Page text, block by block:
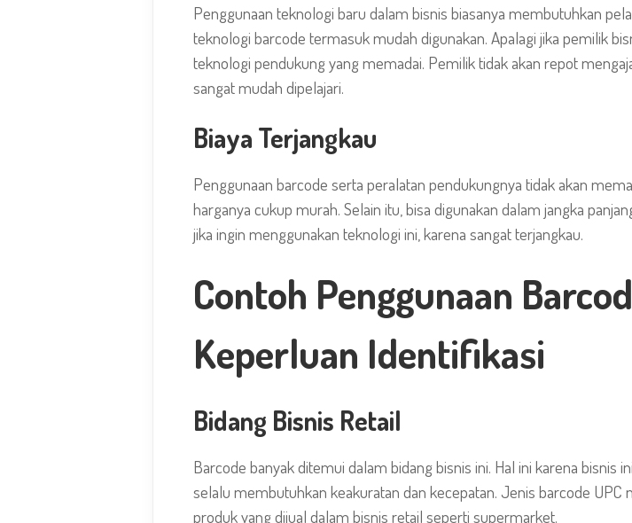
Penggunaan teknologi baru dalam bisnis biasanya membutuhkan
teknologi barcode termasuk mudah digunakan. Apalagi jika pemilik
teknologi pendukung yang memadai. Pemilik tidak akan repot
sangat mudah dipelajari.
Biaya Terjangkau
Penggunaan barcode serta peralatan pendukungnya tidak akan
harganya cukup murah. Selain itu, bisa digunakan dalam jangka
jika ingin menggunakan teknologi ini, karena sangat terjangkau.
Contoh Penggunaan
Keperluan Identifikasi
Bidang Bisnis Retail
Barcode banyak ditemui dalam bidang bisnis ini. Hal ini karena
selalu membutuhkan keakuratan dan kecepatan. Jenis barcode
produk yang dijual dalam bisnis retail seperti supermarket.